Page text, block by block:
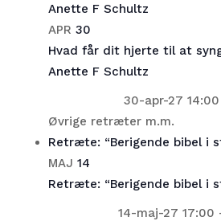
Anette F Schultz
APR 30
Hvad får dit hjerte til at
Anette F Schultz
30-apr-27 14:00
Øvrige retræter m.m.
Retræte: “Berigende bibel i
MAJ 14
Retræte: “Berigende bibel i
14-maj-27 17:00